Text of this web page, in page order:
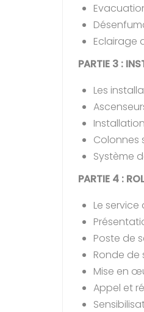
Eclairage
PARTIE 3 :
Les
Colonnes
Système
PARTIE 4 :
Le
Poste de
Ronde de
Mise en
Appel et